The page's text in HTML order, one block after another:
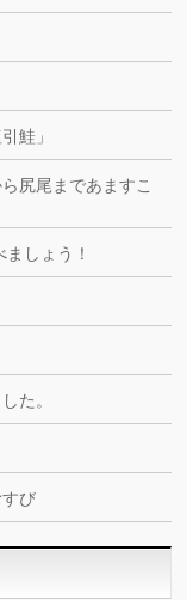
鮭」
尻尾まであますこ
しょう！
た。
び